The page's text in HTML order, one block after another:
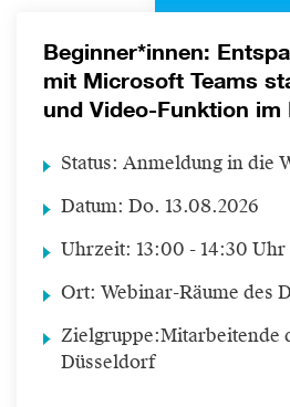
Beginner*innen:
mit Microsoft Teams
und Video-Funktion im
Status: Anmeldung in die
Datum: Do. 13.08.2026
Uhrzeit: 13:00 - 14:30 Uhr
Ort: Webinar-Räume des
Zielgruppe:Mitarbeitende
Düsseldorf